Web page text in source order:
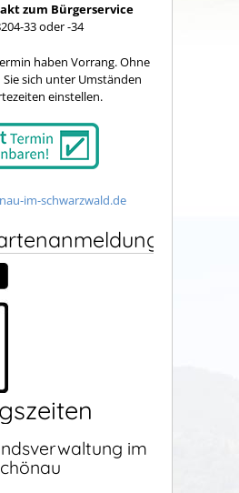
zum Bürgerservice
33 oder -34
haben Vorrang. Ohne
sich unter Umständen
einstellen.
im-schwarzwald.de
im